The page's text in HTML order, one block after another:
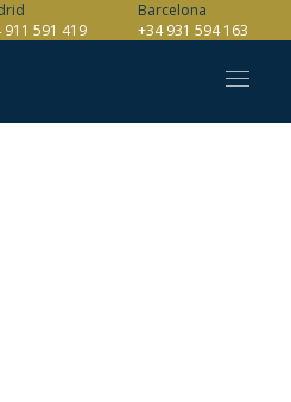
911 591 419
Barcelona
+34 931 594 163